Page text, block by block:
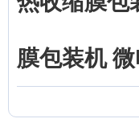
膜包装机